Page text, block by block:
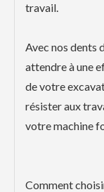
travail.
Avec nos dents
attendre à une
de votre
résister aux
votre machine
Comment